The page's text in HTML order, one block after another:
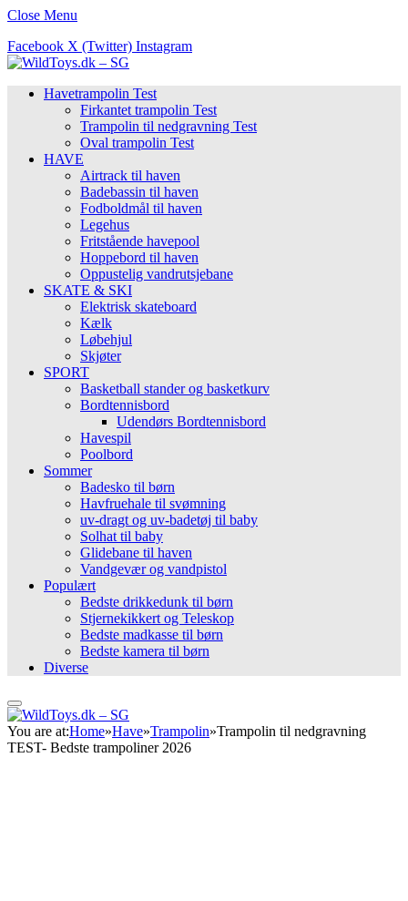
Close Menu
Facebook X (Twitter) Instagram
Havetrampolin Test
Firkantet trampolin Test
Trampolin til nedgravning Test
Oval trampolin Test
HAVE
Airtrack til haven
Badebassin til haven
Fodboldmål til haven
Legehus
Fritstående havepool
Hoppebord til haven
Oppustelig vandrutsjebane
SKATE & SKI
Elektrisk skateboard
Kælk
Løbehjul
Skjøter
SPORT
Basketball stander og basketkurv
Bordtennisbord
Udendørs Bordtennisbord
Havespil
Poolbord
Sommer
Badesko til børn
Havfruehale til svømning
uv-dragt og uv-badetøj til baby
Solhat til baby
Glidebane til haven
Vandgevær og vandpistol
Populært
Bedste drikkedunk til børn
Stjernekikkert og Teleskop
Bedste madkasse til børn
Bedste kamera til børn
Diverse
You are at:Home»Have»Trampolin»Trampolin til nedgravning
TEST- Bedste trampoliner 2026